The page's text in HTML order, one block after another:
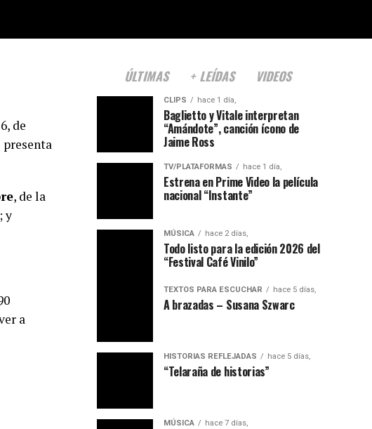
de
presenta
, de la
y
a
ÚLTIMAS + LEÍDAS VIDEOS
CLIPS hace 1 día,
Baglietto y Vitale interpretan
“Amándote”, canción ícono de
Jaime Ross
TV/PLATAFORMAS hace 1 día,
Estrena en Prime Video la película
nacional “Instante”
MÚSICA hace 2 días,
Todo listo para la edición 2026 del
“Festival Café Vinilo”
TEXTOS PARA ESCUCHAR hace 5 días,
A brazadas – Susana Szwarc
HISTORIAS REFLEJADAS hace 5 días,
“Telaraña de historias”
MÚSICA hace 7 días,